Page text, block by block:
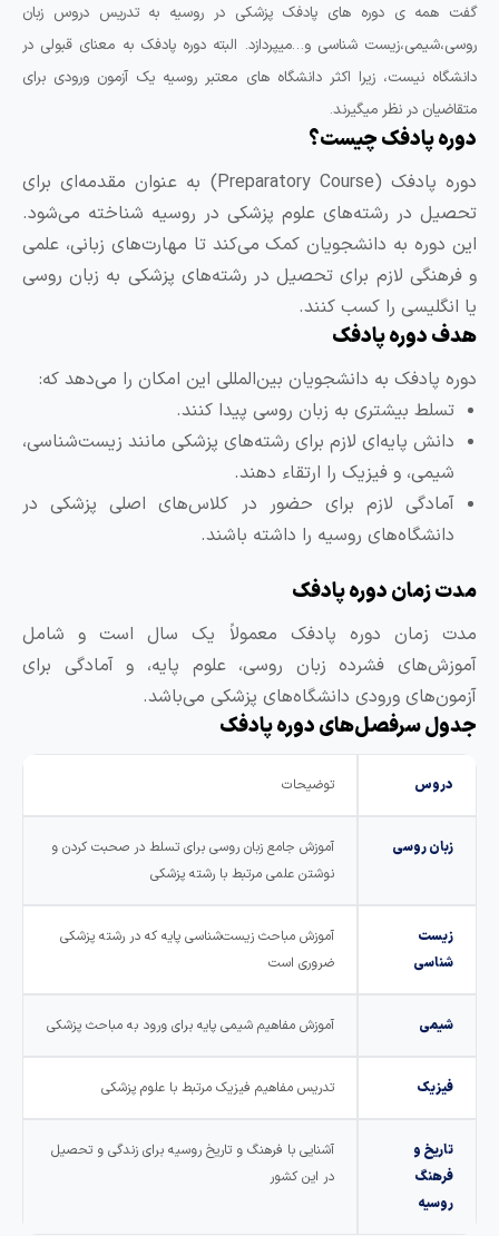
همه ی دوره های پادفک پزشکی در روسیه به تدریس دروس زبان
شناسی و…میپردازد. البته دوره پادفک به معنای قبولی در
نیست، زیرا اکثر دانشگاه های معتبر روسیه یک آزمون ورودی برای
در نظر میگیرند.
پادفک چیست؟
دوره پادفک (Preparatory Course) به عنوان مقدمه‌ای برای
در رشته‌های علوم پزشکی در روسیه شناخته می‌شود.
دوره به دانشجویان کمک می‌کند تا مهارت‌های زبانی، علمی
فرهنگی لازم برای تحصیل در رشته‌های پزشکی به زبان روسی
انگلیسی را کسب کنند.
دوره پادفک
پادفک به دانشجویان بین‌المللی این امکان را می‌دهد که:
تسلط بیشتری به زبان روسی پیدا کنند.
دانش پایه‌ای لازم برای رشته‌های پزشکی مانند زیست‌شناسی،
شیمی، و فیزیک را ارتقاء دهند.
آمادگی لازم برای حضور در کلاس‌های اصلی پزشکی در
دانشگاه‌های روسیه را داشته باشند.
زمان دوره پادفک
زمان دوره پادفک معمولاً یک سال است و شامل
فشرده زبان روسی، علوم پایه، و آمادگی برای
ورودی دانشگاه‌های پزشکی می‌باشد.
سرفصل‌های دوره پادفک
دروس توضیحات
زبان روسی
آموزش جامع زبان روسی برای تسلط در صحبت کردن و
نوشتن علمی مرتبط با رشته پزشکی
زیست
شناسی
آموزش مباحث زیست‌شناسی پایه که در رشته پزشکی
ضروری است
شیمی آموزش مفاهیم شیمی پایه برای ورود به مباحث پزشکی
فیزیک تدریس مفاهیم فیزیک مرتبط با علوم پزشکی
تاریخ و
فرهنگ
روسیه
آشنایی با فرهنگ و تاریخ روسیه برای زندگی و تحصیل
در این کشور